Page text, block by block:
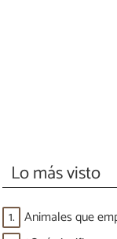
Lo más visto
1. Animales que